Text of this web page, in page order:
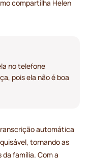
compartilha Helen
no telefone
pois ela não é boa
automática
tornando as
família. Com a